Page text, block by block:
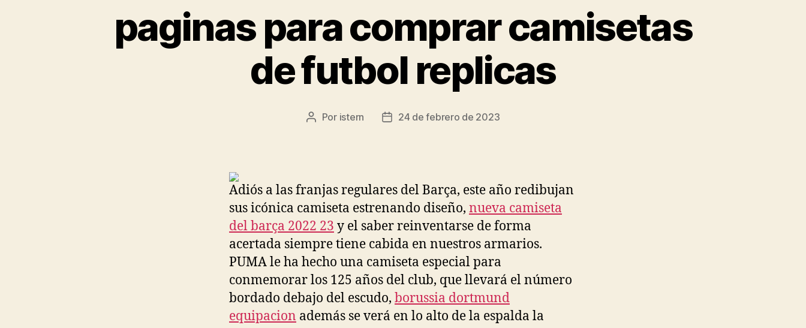
paginas para comprar camisetas
de futbol replicas
Autor
Por istern
Fecha24 de febrero de 2023
Adiós a las franjas regulares del Barça, este año redibujan
sus icónica camiseta estrenando diseño, nueva camiseta
del barça 2022 23 y el saber reinventarse de forma
acertada siempre tiene cabida en nuestros armarios.
PUMA le ha hecho una camiseta especial para
conmemorar los 125 años del club, que llevará el número
bordado debajo del escudo, borussia dortmund
equipacion además se verá en lo alto de la espalda la